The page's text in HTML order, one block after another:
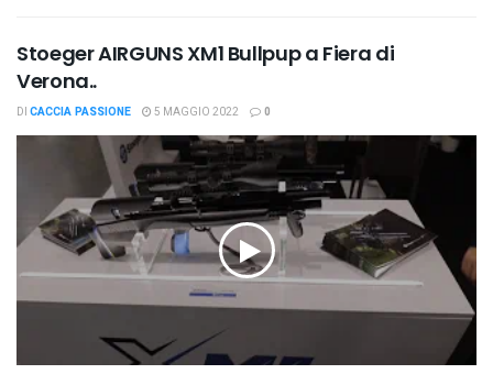
Stoeger AIRGUNS XM1 Bullpup a Fiera di
Verona..
DI CACCIA PASSIONE 5 MAGGIO 2022 0